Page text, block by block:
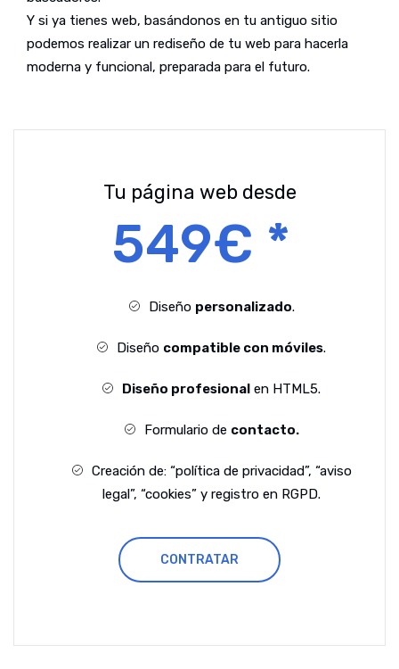
Y si ya tienes web, basándonos en tu antiguo sitio
podemos realizar un rediseño de tu web para hacerla
moderna y funcional, preparada para el futuro.
Tu página web desde
549€ *
Diseño personalizado.
Diseño compatible con móviles.
Diseño profesional en HTML5.
Formulario de contacto.
Creación de: “política de privacidad”, “aviso
legal”, “cookies” y registro en RGPD.
CONTRATAR